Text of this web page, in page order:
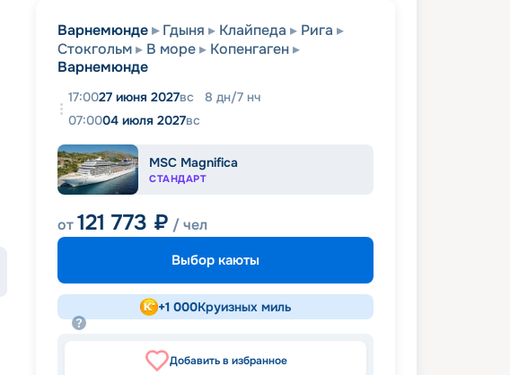
Варнемюнде Гдыня Клайпеда
Рига
Стокгольм
В море
Копенгаген
Варнемюнде
17:0027 июня 2027вс 8 дн/7 нч
07:0004 июля 2027вс
MSC Magnifica
СТАНДАРТ
от121 773 ₽ / чел
Выбор каюты
+1 000Круизных миль
Добавить в избранное